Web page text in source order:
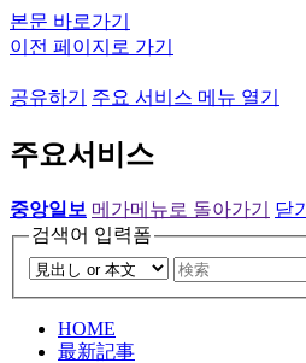
본문 바로가기
이전 페이지로 가기
공유하기 주요 서비스 메뉴 열기
주요서비스
중앙일보 메가메뉴로 돌아가기
닫기
검색어 입력폼
HOME
最新記事